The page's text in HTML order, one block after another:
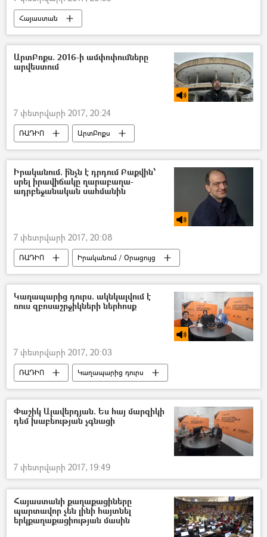
Հայաստան
ԱրտԲոքս. 2016-ի ամփոփումները
արվեստում
7 փետրվարի 2017, 20:24
ՌԱԴԻՈ ԱրտԲոքս
Իրականում. ի՞նչն է դրդում Բաքվին՝
սրել իրավիճակը ղարաբաղա-
ադրբեջանական սահմանին
7 փետրվարի 2017, 20:08
ՌԱԴԻՈ Իրականում / Օրացույց
Կաղապարից դուրս. ակնկալվում է
ռուս զբոսաշրջիկների ներհոսք
7 փետրվարի 2017, 20:03
ՌԱԴԻՈ Կաղապարից դուրս
Փաշիկ Ալավերդյան. Ես հայ մարզիկի
դեմ խաբեության չգնացի
7 փետրվարի 2017, 19:49
Հայաստանի քաղաքացիները
պարտավոր չեն լինի հայտնել
երկքաղաքացիության մասին